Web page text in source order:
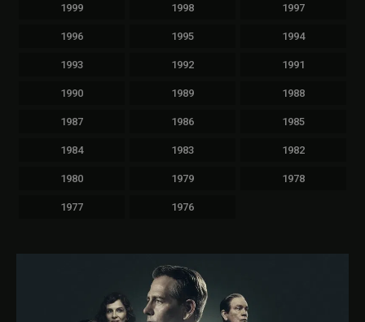
1999 1998 1997
1996 1995 1994
1993 1992 1991
1990 1989 1988
1987 1986 1985
1984 1983 1982
1980 1979 1978
1977 1976